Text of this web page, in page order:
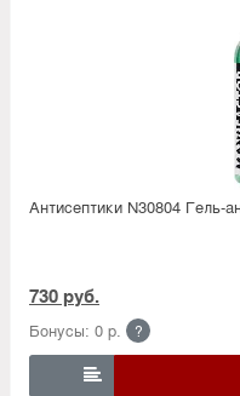
Антисептики N30804 Гель-
730 руб.
Бонусы: 0 р. ?
